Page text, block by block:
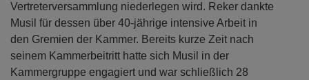
Vertreterversammlung niederlegen wird. Reker dankte
Musil für dessen über 40-jährige intensive Arbeit in
den Gremien der Kammer. Bereits kurze Zeit nach
seinem Kammerbeitritt hatte sich Musil in der
Kammergruppe engagiert und war schließlich 28